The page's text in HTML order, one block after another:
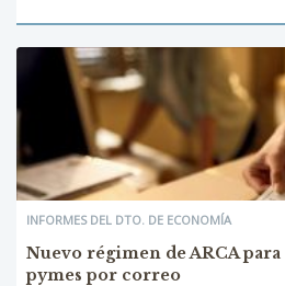
INFORMES DEL DTO. DE ECONOMÍA
Nuevo régimen de ARCA
pymes por correo